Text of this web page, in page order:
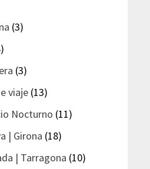
(3)
(3)
viaje (13)
Nocturno (11)
| Girona (18)
| Tarragona (10)